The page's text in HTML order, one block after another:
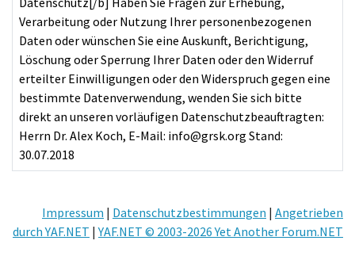
Impressum | Datenschutzbestimmungen | Angetrieben
durch YAF.NET |YAF.NET © 2003-2026 Yet Another Forum.NET